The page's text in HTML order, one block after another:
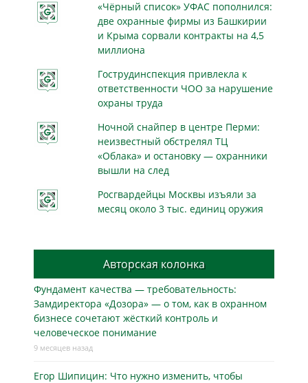
«Чёрный список» УФАС пополнился:
две охранные фирмы из Башкирии
и Крыма сорвали контракты на 4,5
миллиона
Гострудинспекция привлекла к
ответственности ЧОО за нарушение
охраны труда
Ночной снайпер в центре Перми:
неизвестный обстрелял ТЦ
«Облака» и остановку — охранники
вышли на след
Росгвардейцы Москвы изъяли за
месяц около 3 тыс. единиц оружия
Авторская колонка
Фундамент качества — требовательность:
Замдиректора «Дозора» — о том, как в охранном
бизнесe сочетают жёсткий контроль и
человеческое понимание
9 месяцев назад
Егор Шипицин: Что нужно изменить, чтобы